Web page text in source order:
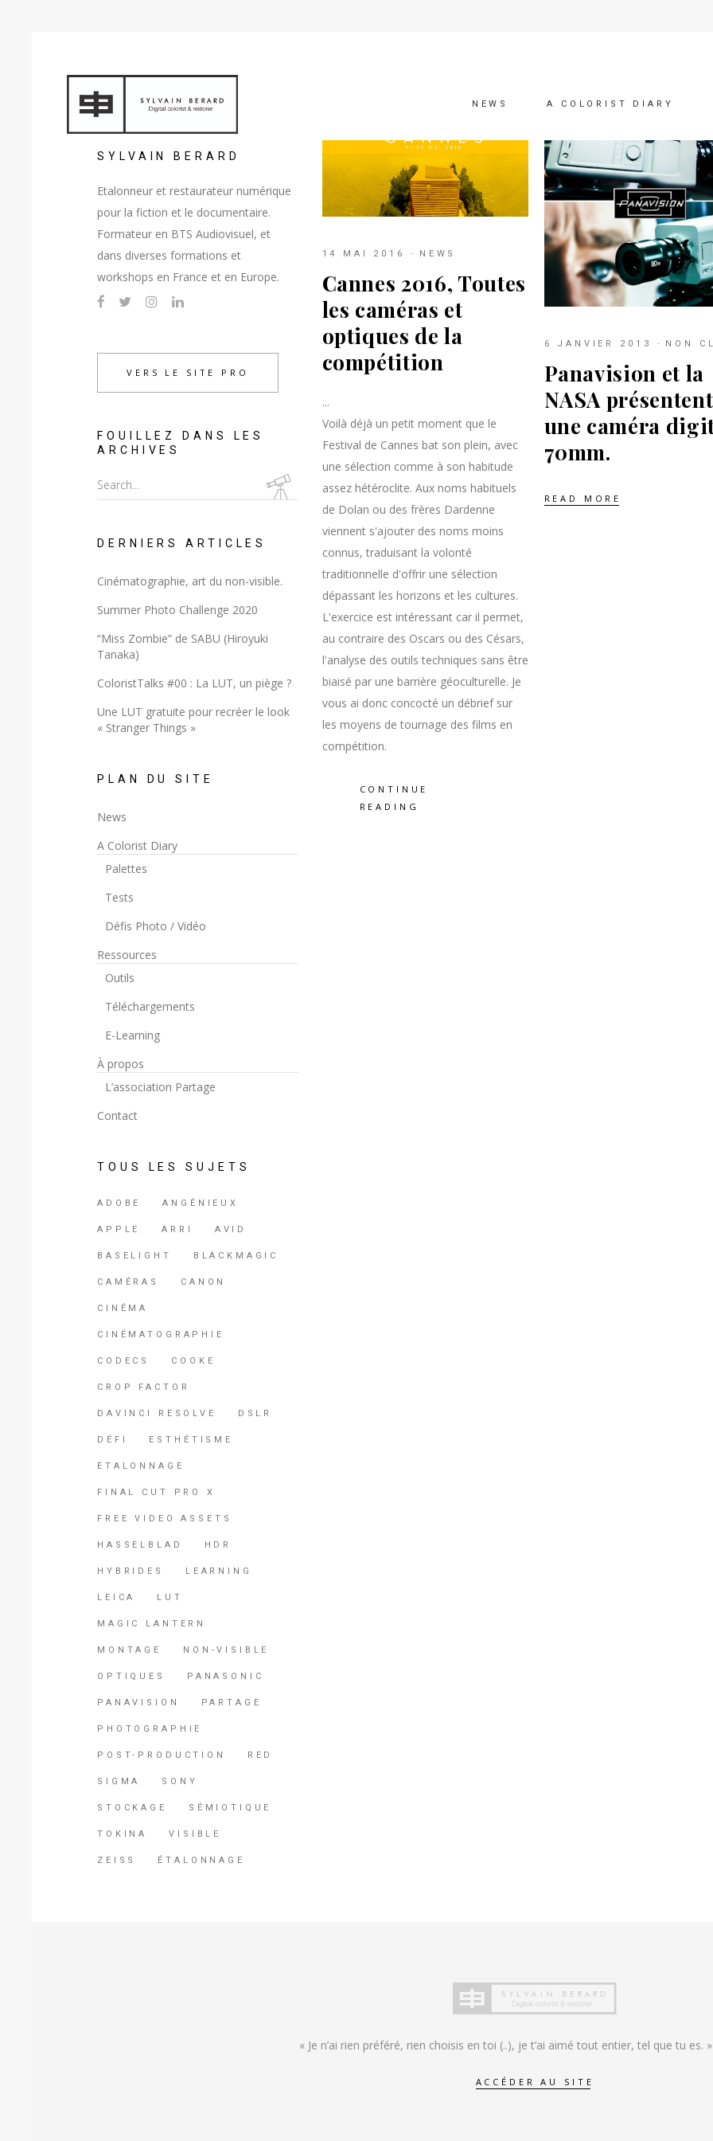
NEWS A COLORIST DIARY
14 MAI 2016 NEWS
Cannes 2016, Toutes
les caméras et
optiques de la
compétition
Voilà déjà un petit moment que le
Festival de Cannes bat son plein, avec
une sélection comme à son habitude
assez hétéroclite. Aux noms habituels
de Dolan ou des frères Dardenne
viennent s'ajouter des noms moins
connus, traduisant la volonté
traditionnelle d'offrir une sélection
dépassant les horizons et les cultures.
L'exercice est intéressant car il permet,
au contraire des Oscars ou des Césars,
l'analyse des outils techniques sans être
biaisé par une barrière géoculturelle. Je
vous ai donc concocté un débrief sur
les moyens de tournage des films en
compétition.
CONTINUE
READING
6 JANVIER 2013 NON
Panavision et la
NASA présentent
une caméra
70mm.
READ MORE
SYLVAIN BERARD
Etalonneur et restaurateur numérique
pour la fiction et le documentaire.
Formateur en BTS Audiovisuel, et
dans diverses formations et
workshops en France et en Europe.
VERS LE SITE PRO
FOUILLEZ DANS LES
ARCHIVES
Search
for:
DERNIERS ARTICLES
Cinématographie, art du non-visible.
Summer Photo Challenge 2020
“Miss Zombie” de SABU (Hiroyuki
Tanaka)
ColoristTalks #00 : La LUT, un piège ?
Une LUT gratuite pour recréer le look
« Stranger Things »
PLAN DU SITE
News
A Colorist Diary
Palettes
Tests
Défis Photo / Vidéo
Ressources
Outils
Téléchargements
E-Learning
À propos
L’association Partage
Contact
TOUS LES SUJETS
ADOBE ANGÉNIEUX
APPLE ARRI AVID
BASELIGHT BLACKMAGIC
CAMÉRAS CANON
CINÉMA
CINÉMATOGRAPHIE
CODECS COOKE
CROP FACTOR
DAVINCI RESOLVE DSLR
DÉFI ESTHÉTISME
ETALONNAGE
FINAL CUT PRO X
FREE VIDEO ASSETS
HASSELBLAD HDR
HYBRIDES LEARNING
LEICA LUT
MAGIC LANTERN
MONTAGE NON-VISIBLE
OPTIQUES PANASONIC
PANAVISION PARTAGE
PHOTOGRAPHIE
POST-PRODUCTION RED
SIGMA SONY
STOCKAGE SÉMIOTIQUE
TOKINA VISIBLE
ZEISS ÉTALONNAGE
« Je n’ai rien préféré, rien choisis en toi (..), je t’ai aimé tout entier, tel que tu es.
ACCÉDER AU SITE